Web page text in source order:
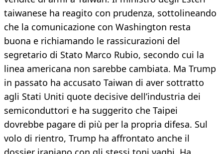
taiwanese ha reagito con prudenza, sottolineando
che la comunicazione con Washington resta
buona e richiamando le rassicurazioni del
segretario di Stato Marco Rubio, secondo cui la
linea americana non sarebbe cambiata. Ma Trump
in passato ha accusato Taiwan di aver sottratto
agli Stati Uniti quote decisive dell’industria dei
semiconduttori e ha suggerito che Taipei
dovrebbe pagare di più per la propria difesa. Sul
volo di rientro, Trump ha affrontato anche il